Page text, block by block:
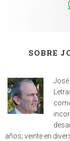
SOBRE
José
años; veinte en